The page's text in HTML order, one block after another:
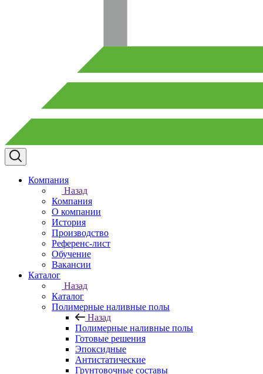
Компания
Назад
Компания
О компании
История
Производство
Референс-лист
Обучение
Вакансии
Каталог
Назад
Каталог
Полимерные наливные полы
Назад
Полимерные наливные полы
Готовые решения
Эпоксидные
Антистатические
Грунтовочные составы